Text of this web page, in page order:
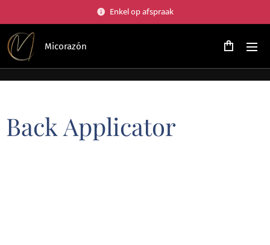
Enkel op afspraak
Micorazón
Back Applicator